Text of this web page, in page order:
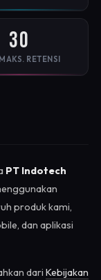
30
RETENSI
PT Indotech
produk kami,
dan aplikasi
dari Kebijakan